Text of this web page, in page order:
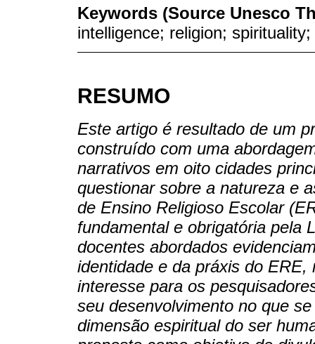
Keywords (Source Unesco
intelligence; religion;
RESUMO
Este artigo é resultado de um
construído com uma
narrativos em oito cidades
questionar sobre a natureza e
de Ensino Religioso Escolar
fundamental e obrigatória pela
docentes abordados
identidade e da práxis do
interesse para os
seu desenvolvimento no que
dimensão espiritual do ser